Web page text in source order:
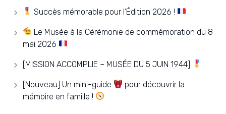
Succès mémorable pour l’Édition 2026 !
Le Musée à la Cérémonie de commémoration du 8
mai 2026
[MISSION ACCOMPLIE – MUSÉE DU 5 JUIN 1944]
[Nouveau] Un mini-guide
pour découvrir la
mémoire en famille !